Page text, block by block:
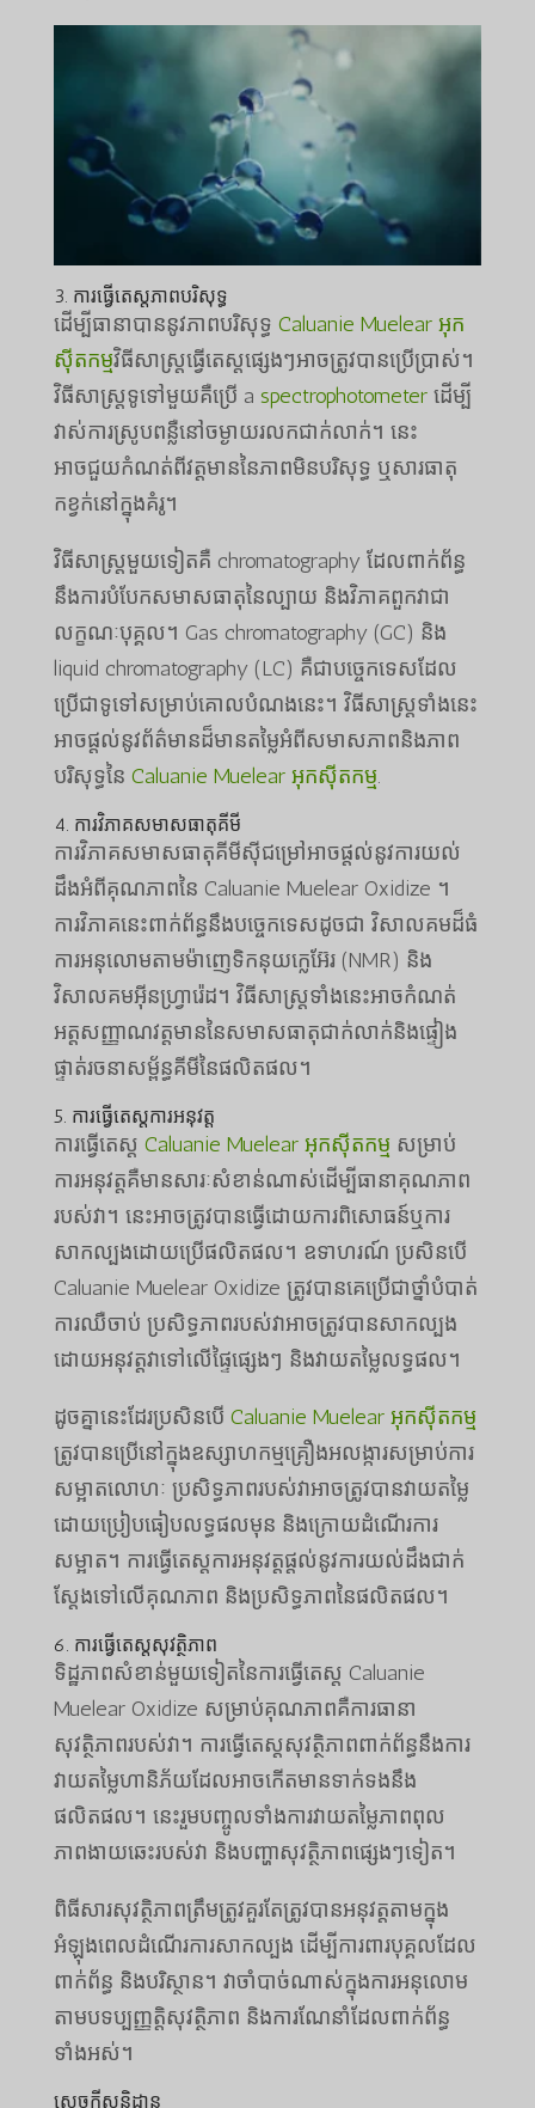
3. ការធ្វើតេស្តភាពបរិសុទ្ធ
ដើម្បីធានាបាននូវភាពបរិសុទ្ធ Caluanie Muelear អុក
ស៊ីតកម្មវិធីសាស្រ្តធ្វើតេស្តផ្សេងៗអាចត្រូវបានប្រើប្រាស់។
វិធីសាស្រ្តទូទៅមួយគឺប្រើ a spectrophotometerដើម្បី
វាស់ការស្រូបពន្លឺនៅចម្ងាយរលកជាក់លាក់។ នេះ
អាចជួយកំណត់ពីវត្តមាននៃភាពមិនបរិសុទ្ធ ឬសារធាតុ
កខ្វក់នៅក្នុងគំរូ។
វិធីសាស្រ្តមួយទៀតគឺ chromatography ដែលពាក់ព័ន្ធ
នឹងការបំបែកសមាសធាតុនៃល្បាយ និងវិភាគពួកវាជា
លក្ខណៈបុគ្គល។ Gas chromatography (GC) និង
liquid chromatography (LC) គឺជាបច្ចេកទេសដែល
ប្រើជាទូទៅសម្រាប់គោលបំណងនេះ។ វិធីសាស្រ្តទាំងនេះ
អាចផ្តល់នូវព័ត៌មានដ៏មានតម្លៃអំពីសមាសភាពនិងភាព
បរិសុទ្ធនៃ Caluanie Muelear អុកស៊ីតកម្ម.
4. ការវិភាគសមាសធាតុគីមី
ការវិភាគសមាសធាតុគីមីស៊ីជម្រៅអាចផ្តល់នូវការយល់
ដឹងអំពីគុណភាពនៃ Caluanie Muelear Oxidize ។
ការវិភាគនេះពាក់ព័ន្ធនឹងបច្ចេកទេសដូចជា វិសាលគមដ៏ធំ
ការអនុលោមតាមម៉ាញេទិកនុយក្លេអ៊ែរ (NMR) និង
វិសាលគមអ៊ីនហ្វ្រារ៉េដ។ វិធីសាស្រ្តទាំងនេះអាចកំណត់
អត្តសញ្ញាណវត្តមាននៃសមាសធាតុជាក់លាក់និងផ្ទៀង
ផ្ទាត់រចនាសម្ព័ន្ធគីមីនៃផលិតផល។
5. ការធ្វើតេស្តការអនុវត្ត
ការធ្វើតេស្ត Caluanie Muelear អុកស៊ីតកម្ម សម្រាប់
ការអនុវត្តគឺមានសារៈសំខាន់ណាស់ដើម្បីធានាគុណភាព
របស់វា។ នេះអាចត្រូវបានធ្វើដោយការពិសោធន៍ឬការ
សាកល្បងដោយប្រើផលិតផល។ ឧទាហរណ៍ ប្រសិនបើ
Caluanie Muelear Oxidize ត្រូវបានគេប្រើជាថ្នាំបំបាត់
ការឈឺចាប់ ប្រសិទ្ធភាពរបស់វាអាចត្រូវបានសាកល្បង
ដោយអនុវត្តវាទៅលើផ្ទៃផ្សេងៗ និងវាយតម្លៃលទ្ធផល។
ដូចគ្នានេះដែរប្រសិនបើ Caluanie Muelear អុកស៊ីតកម្ម
ត្រូវបានប្រើនៅក្នុងឧស្សាហកម្មគ្រឿងអលង្ការសម្រាប់ការ
សម្អាតលោហៈ ប្រសិទ្ធភាពរបស់វាអាចត្រូវបានវាយតម្លៃ
ដោយប្រៀបធៀបលទ្ធផលមុន និងក្រោយដំណើរការ
សម្អាត។ ការធ្វើតេស្តការអនុវត្តផ្តល់នូវការយល់ដឹងជាក់
ស្តែងទៅលើគុណភាព និងប្រសិទ្ធភាពនៃផលិតផល។
6. ការធ្វើតេស្តសុវត្ថិភាព
ទិដ្ឋភាពសំខាន់មួយទៀតនៃការធ្វើតេស្ត Caluanie
Muelear Oxidize សម្រាប់គុណភាពគឺការធានា
សុវត្ថិភាពរបស់វា។ ការធ្វើតេស្តសុវត្ថិភាពពាក់ព័ន្ធនឹងការ
វាយតម្លៃហានិភ័យដែលអាចកើតមានទាក់ទងនឹង
ផលិតផល។ នេះរួមបញ្ចូលទាំងការវាយតម្លៃភាពពុល
ភាពងាយឆេះរបស់វា និងបញ្ហាសុវត្ថិភាពផ្សេងៗទៀត។
ពិធីសារសុវត្ថិភាពត្រឹមត្រូវគួរតែត្រូវបានអនុវត្តតាមក្នុង
អំឡុងពេលដំណើរការសាកល្បង ដើម្បីការពារបុគ្គលដែល
ពាក់ព័ន្ធ និងបរិស្ថាន។ វាចាំបាច់ណាស់ក្នុងការអនុលោម
តាមបទប្បញ្ញត្តិសុវត្ថិភាព និងការណែនាំដែលពាក់ព័ន្ធ
ទាំងអស់។
សេចក្តីសន្និដ្ឋាន